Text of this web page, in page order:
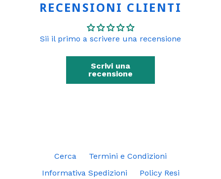
RECENSIONI CLIENTI
Sii il primo a scrivere una recensione
Scrivi una
recensione
Cerca
Termini e Condizioni
Informativa Spedizioni
Policy Resi